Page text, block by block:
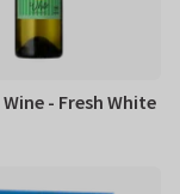
- Fresh White